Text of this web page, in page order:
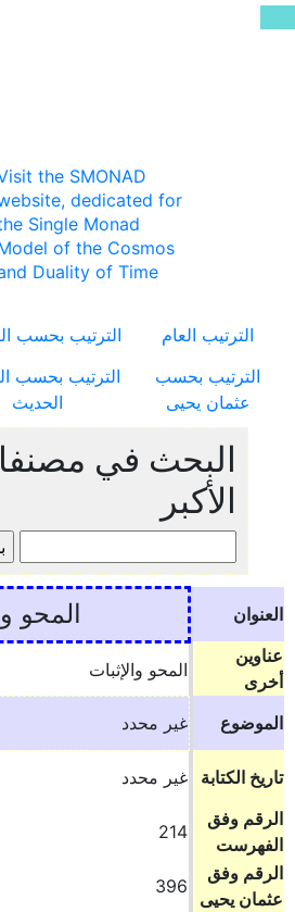
the SMONAD
dedicated for
Single Monad
of the Cosmos
Duality of Time
الترتيب العام
الترتيب بحسب
الترتيب بحسب
عثمان يحيى
الترتيب بحسب
الحديث
البحث في
الأكبر
العنوان المحو
عناوين
أخرى
المحو والإثبات
الموضوع غير محدد
تاريخ الكتابة
غير محدد
الرقم وفق
الفهرست
214
الرقم وفق
عثمان يحيى
396